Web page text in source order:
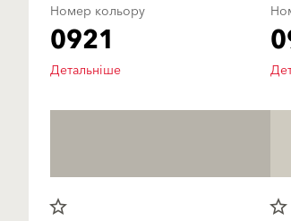
Номер кольору
0921
Детальніше
star_border
star_border